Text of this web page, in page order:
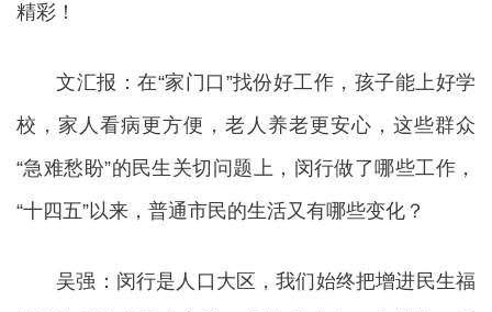
精彩！
文汇报：在“家门口”找份好工作，孩子能上好学
校，家人看病更方便，老人养老更安心，这些群众
“急难愁盼”的民生关切问题上，闵行做了哪些工作，
“十四五”以来，普通市民的生活又有哪些变化？
吴强：闵行是人口大区，我们始终把增进民生福